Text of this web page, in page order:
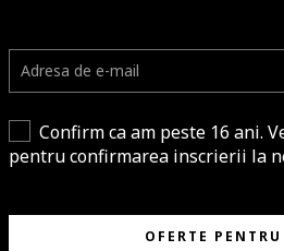
Confirm ca am peste 16 ani.
pentru confirmarea inscrierii la
OFERTE